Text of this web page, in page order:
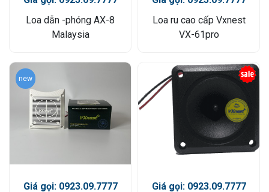
Loa dẫn -phóng AX-8
Malaysia
Loa ru cao cấp Vxnest
VX-61pro
new
Giá gọi: 0923.09.7777
Giá gọi: 0923.09.7777